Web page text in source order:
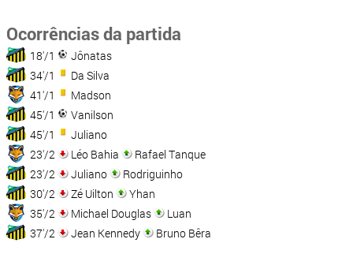
Ocorrências da partida
18'/1
Jônatas
34'/1
Da Silva
41'/1
Madson
45'/1
Vanilson
45'/1
Juliano
23'/2
Léo Bahia
Rafael Tanque
23'/2
Juliano
Rodriguinho
30'/2
Zé Uilton
Yhan
35'/2
Michael Douglas
Luan
37'/2
Jean Kennedy Bruno Bêra